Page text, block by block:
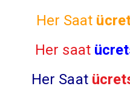
Her Saat
Her saat
Her Saat